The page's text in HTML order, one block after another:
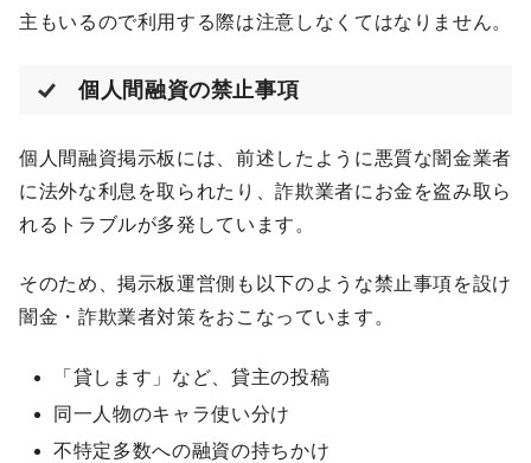
主もいるので利用する際は注意しなくてはなりません。
個人間融資の禁止事項
個人間融資掲示板には、前述したように悪質な闇金業者
に法外な利息を取られたり、詐欺業者にお金を盗み取ら
れるトラブルが多発しています。
そのため、掲示板運営側も以下のような禁止事項を設け
闇金・詐欺業者対策をおこなっています。
「貸します」など、貸主の投稿
同一人物のキャラ使い分け
不特定多数への融資の持ちかけ